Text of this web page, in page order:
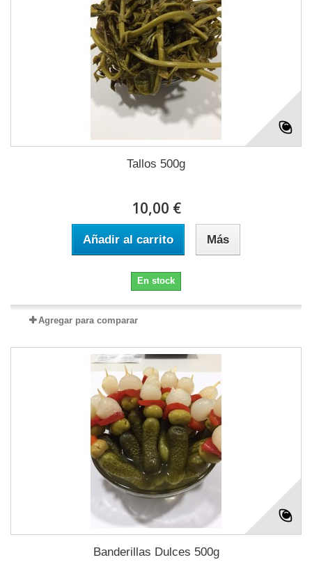
Tallos 500g
10,00 €
Añadir al carrito Más
En stock
Agregar para comparar
Banderillas Dulces 500g